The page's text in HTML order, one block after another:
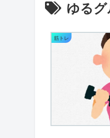
ゆる
筋トレ